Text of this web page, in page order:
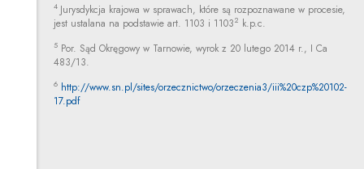
4 Jurysdykcja krajowa w sprawach, które są rozpoznawane w procesie,
jest ustalana na podstawie art. 1103 i 11032 k.p.c.
5Por. Sąd Okręgowy w Tarnowie, wyrok z 20 lutego 2014 r., I Ca
483/13.
6 http://www.sn.pl/sites/orzecznictwo/orzeczenia3/iii%20czp%20102-
17.pdfUwaga, link zostanie otwarty w nowym oknie